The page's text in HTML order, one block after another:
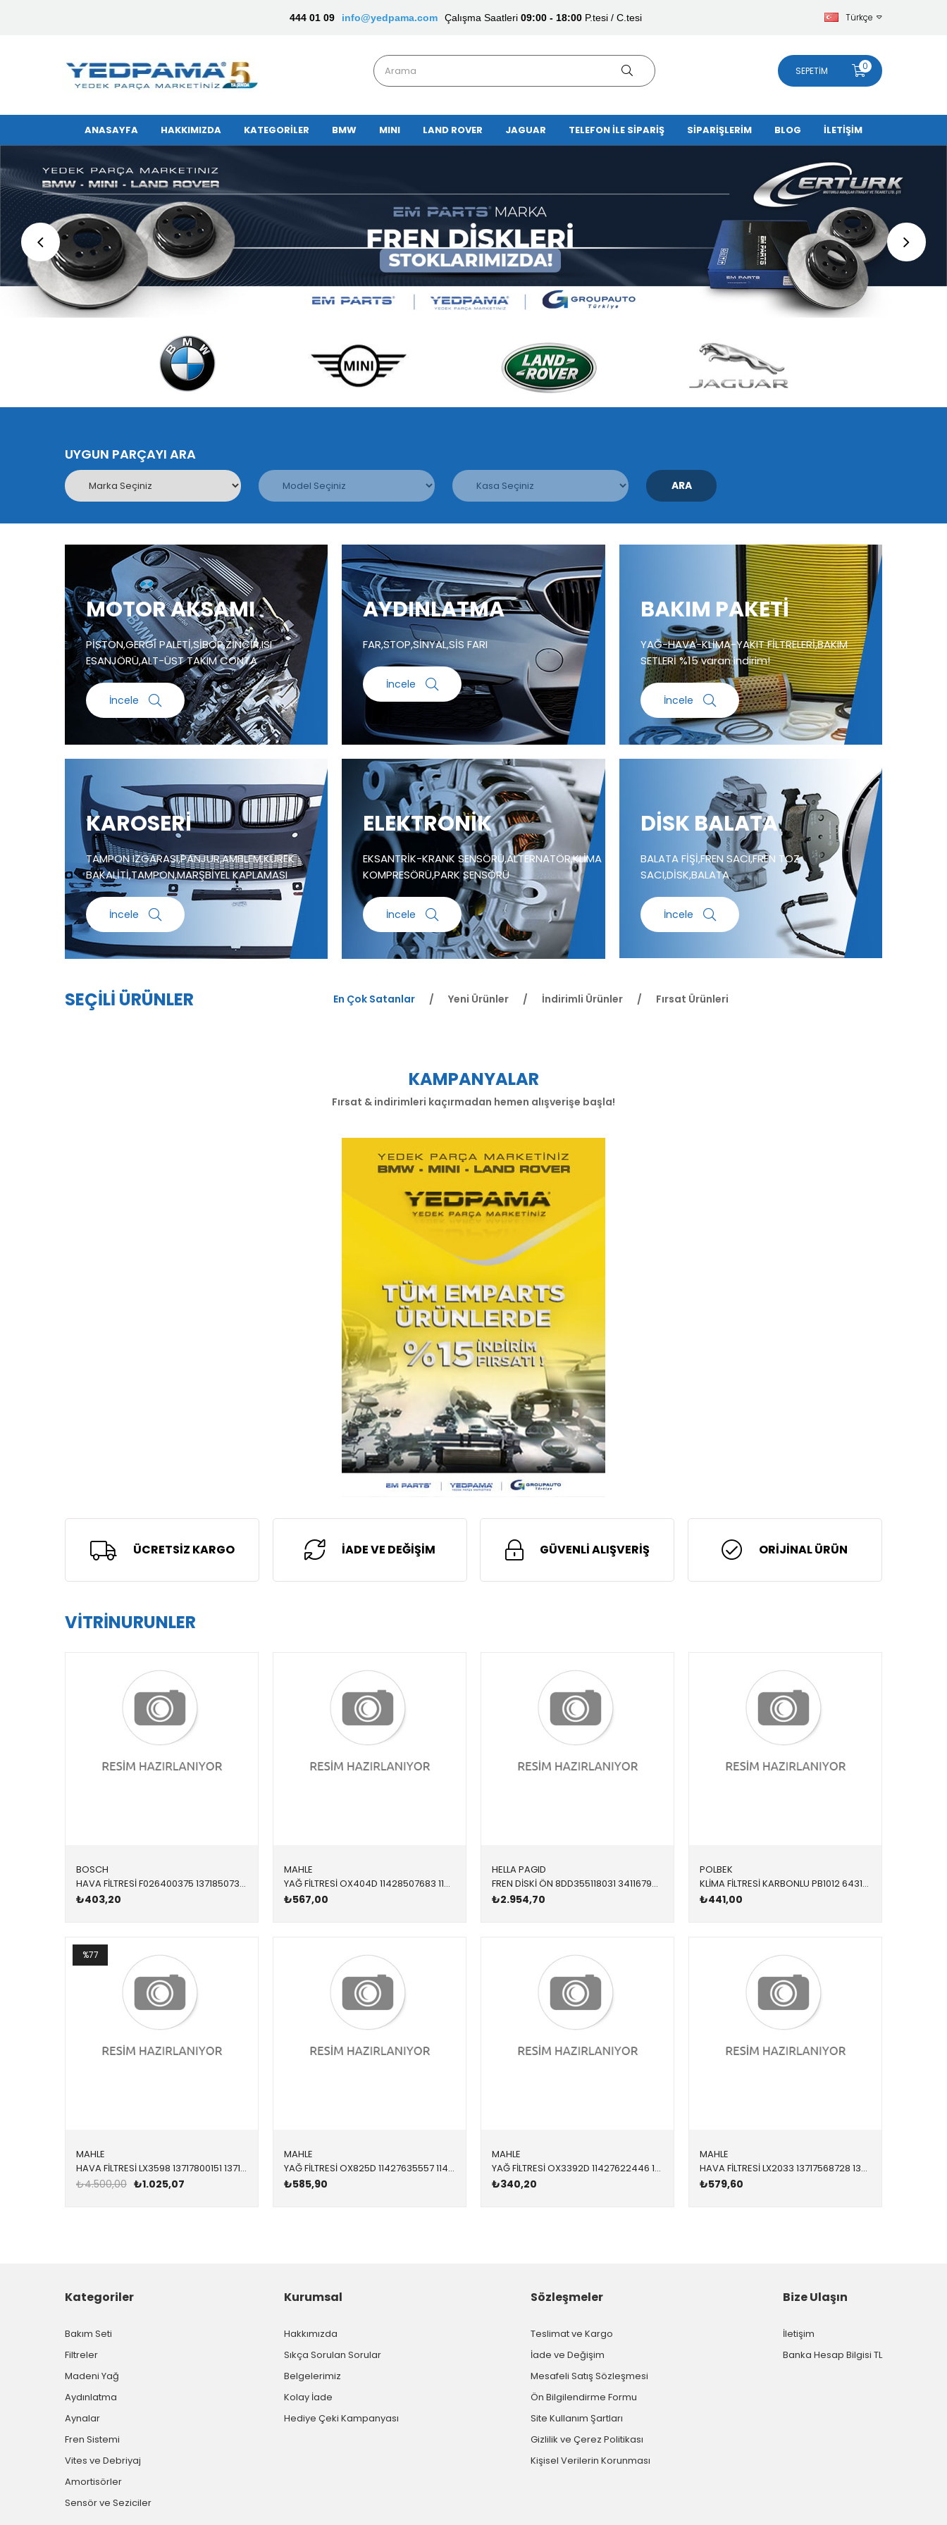
444 01 09 info@yedpama.com Çalışma Saatleri 09:00 - 18:00P.tesi / C.tesi Türkçe
SEPETIM 0
ANASAYFA HAKKIMIZDA KATEGORİLER BMW MINI LAND ROVER JAGUAR TELEFON İLE SİPARİŞ SİPARİŞLERİM BLOG İLETİŞİM
UYGUN PARÇAYI ARA
ARA
MOTOR AKSAMI
PİSTON,GERGİ PALETİ,SİBOP,ZİNCİR,ISI
ESANJÖRÜ,ALT-ÜST TAKIM CONTA
İncele
AYDINLATMA
FAR,STOP,SİNYAL,SİS FARI
İncele
BAKIM PAKETİ
YAĞ-HAVA-KLİMA-YAKIT FİLTRELERİ,BAKIM
SETLERİ %15 varan indirim!
İncele
KAROSERİ
TAMPON IZGARASI,PANJUR,AMBLEM,KÜREK
BAKALİTİ,TAMPON,MARŞBİYEL KAPLAMASI
İncele
ELEKTRONİK
EKSANTRİK-KRANK SENSÖRÜ,ALTERNATÖR,KLİMA
KOMPRESÖRÜ,PARK SENSÖRÜ
İncele
DİSK BALATA
BALATA FİŞİ,FREN SACI,FREN TOZ
SACI,DİSK,BALATA
İncele
SEÇİLİ ÜRÜNLER En Çok Satanlar Yeni Ürünler İndirimli Ürünler Fırsat Ürünleri
KAMPANYALAR
Fırsat & indirimleri kaçırmadan hemen alışverişe başla!
ÜCRETSİZ KARGO İADE VE DEĞİŞİM GÜVENLİ ALIŞVERİŞ ORİJİNAL ÜRÜN
VITRINURUNLER
BOSCH
HAVA FİLTRESİ F026400375 13718507320 13718507320 F20,F21,F22,F23,F30,F31,F32,F33,F34,F36 N20,N26 2012-2019
₺403,20
MAHLE
YAĞ FİLTRESİ OX404D 11428507683 11428507683 E60 E61 E63 E64 E65 E66 E70 E71 E81 E82 E83 E84 E8 N47N 2010-2017
₺567,00
HELLA PAGID
FREN DİSKİ ÖN 8DD355118031 34116792215 34116792215 F20,F21,F22,F23 1.4,1.6,1.8 ÖN 2011-
₺2.954,70
POLBEK
KLİMA FİLTRESİ KARBONLU PB1012 64319313519 64319313519 E81,E82,E84,E87,E88,E90,E91,E92,E93 2005-2013
₺441,00
MAHLE
HAVA FİLTRESİ LX3598 13717800151 13717800151 F01,F02,F07,F10,F11 N57,N47S1 2010-2016
₺1.025,07
₺4.500,00
%77
MAHLE
YAĞ FİLTRESİ OX825D 11427635557 11427635557 F20 F21 F30 F31 N13 2012-2018
₺585,90
MAHLE
YAĞ FİLTRESİ OX3392D 11427622446 11427622446 R55 R56 R57 R58 R59 R60 R61 FREELANDER 2 1.6 TD4 2006-2011
₺340,20
MAHLE
HAVA FİLTRESİ LX2033 13717568728 13717568728 R56,R57,R58,R59,R60,R61,S N14,N18 2008-2014
₺579,60
Kategoriler
Bakım Seti
Filtreler
Madeni Yağ
Aydınlatma
Aynalar
Fren Sistemi
Vites ve Debriyaj
Amortisörler
Sensör ve Seziciler
Kurumsal
Hakkımızda
Sıkça Sorulan Sorular
Belgelerimiz
Kolay İade
Hediye Çeki Kampanyası
Sözleşmeler
Teslimat ve Kargo
İade ve Değişim
Mesafeli Satış Sözleşmesi
Ön Bilgilendirme Formu
Site Kullanım Şartları
Gizlilik ve Çerez Politikası
Kişisel Verilerin Korunması
Bize Ulaşın
İletişim
Banka Hesap Bilgisi TL